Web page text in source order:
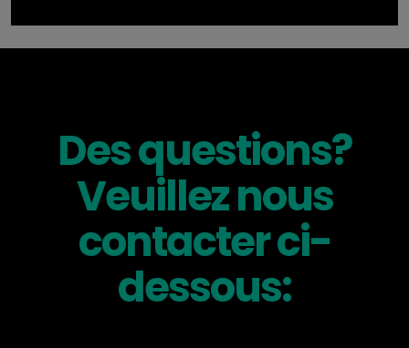
Des questions?
Veuillez nous
contacter ci-
dessous: